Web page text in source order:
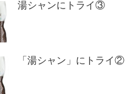
湯シャンにトライ③
「湯シャン」にトライ②